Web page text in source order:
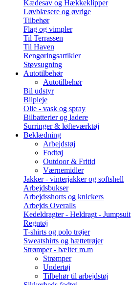
Kædesav og Hækkeklipper
Løvblæsere og øvrige
Tilbehør
Flag og vimpler
Til Terrassen
Til Haven
Rengøringsartikler
Støvsugning
Autotilbehør
Autotilbehør
Bil udstyr
Bilpleje
Olie - vask og spray
Bilbatterier og ladere
Surringer & løfteværktøj
Beklædning
Arbejdstøj
Fodtøj
Outdoor & Fritid
Værnemidler
Jakker - vinterjakker og softshell
Arbejdsbukser
Arbejdsshorts og knickers
Arbejds Overalls
Kedeldragter - Heldragt - Jumpsuit
Regntøj
T-shirts og polo trøjer
Sweatshirts og hættetrøjer
Strømper - bælter m.m
Strømper
Undertøj
Tilbehør til arbejdstøj